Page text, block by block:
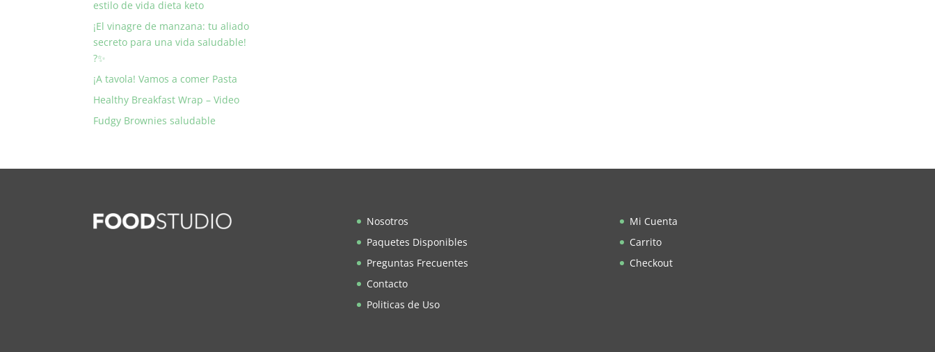
estilo de vida dieta keto
¡El vinagre de manzana: tu aliado
secreto para una vida saludable!
?✨
¡A tavola! Vamos a comer Pasta
Healthy Breakfast Wrap – Video
Fudgy Brownies saludable
Nosotros
Paquetes Disponibles
Preguntas Frecuentes
Contacto
Politicas de Uso
Mi Cuenta
Carrito
Checkout